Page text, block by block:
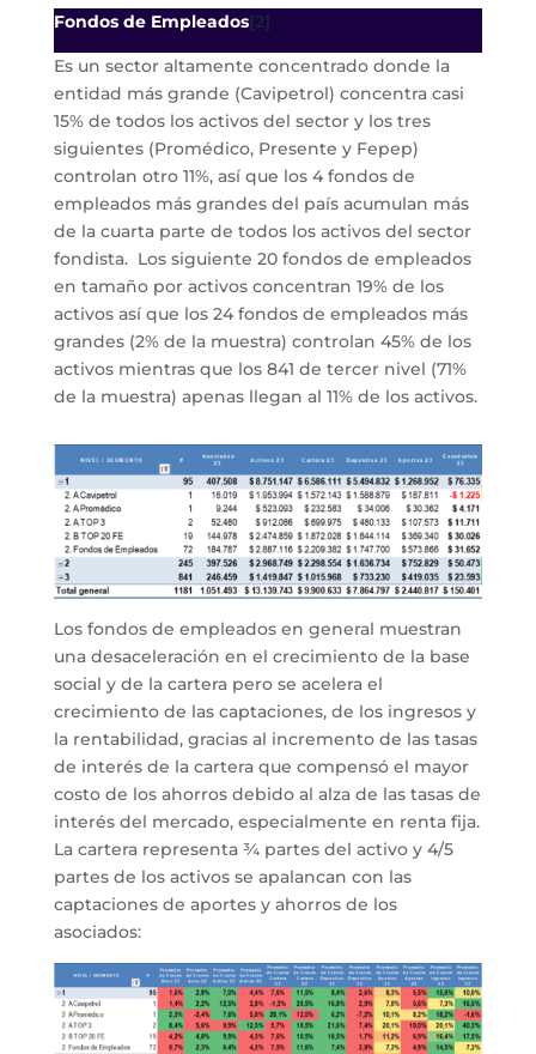
Fondos de Empleados[2]
Es un sector altamente concentrado donde la
entidad más grande (Cavipetrol) concentra casi
15% de todos los activos del sector y los tres
siguientes (Promédico, Presente y Fepep)
controlan otro 11%, así que los 4 fondos de
empleados más grandes del país acumulan más
de la cuarta parte de todos los activos del sector
fondista. Los siguiente 20 fondos de empleados
en tamaño por activos concentran 19% de los
activos así que los 24 fondos de empleados más
grandes (2% de la muestra) controlan 45% de los
activos mientras que los 841 de tercer nivel (71%
de la muestra) apenas llegan al 11% de los activos.
Los fondos de empleados en general muestran
una desaceleración en el crecimiento de la base
social y de la cartera pero se acelera el
crecimiento de las captaciones, de los ingresos y
la rentabilidad, gracias al incremento de las tasas
de interés de la cartera que compensó el mayor
costo de los ahorros debido al alza de las tasas de
interés del mercado, especialmente en renta fija.
La cartera representa ¾ partes del activo y 4/5
partes de los activos se apalancan con las
captaciones de aportes y ahorros de los
asociados: